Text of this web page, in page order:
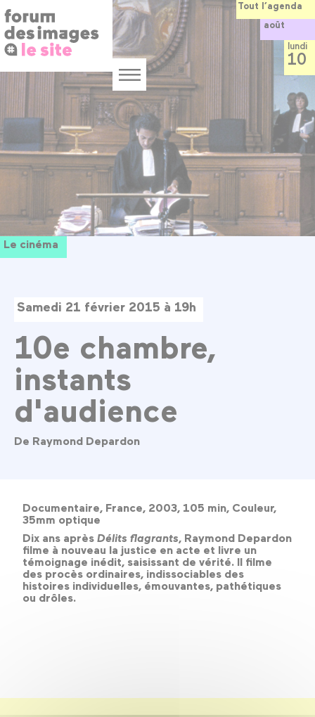
Panneau de gestion des cookies
au
contenu
principal
Menu
Le cinéma
Samedi 21 février 2015 à 19h
10e chambre,
instants
d'audience
De Raymond Depardon
Documentaire, France, 2003, 105 min, Couleur,
35mm optique
Dix ans après Délits flagrants, Raymond Depardon
filme à nouveau la justice en acte et livre un
témoignage inédit, saisissant de vérité. Il filme
des procès ordinaires, indissociables des
histoires individuelles, émouvantes, pathétiques
ou drôles.
Tout l’agenda
août
lundi
10